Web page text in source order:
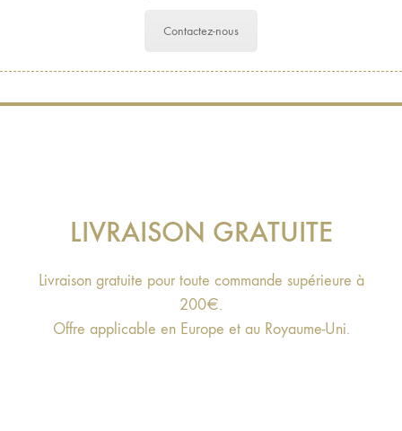
Contactez-nous
LIVRAISON GRATUITE
Livraison gratuite pour toute commande supérieure à
200€.
Offre applicable en Europe et au Royaume-Uni.